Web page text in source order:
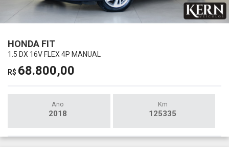
HONDA FIT
1.5 DX 16V FLEX 4P MANUAL
R$ 68.800,00
Ano
2018
Km
125335